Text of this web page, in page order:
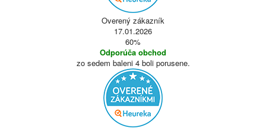
Overený zákazník
17.01.2026
60%
Odporúča obchod
zo sedem baleni 4 boli porusene.